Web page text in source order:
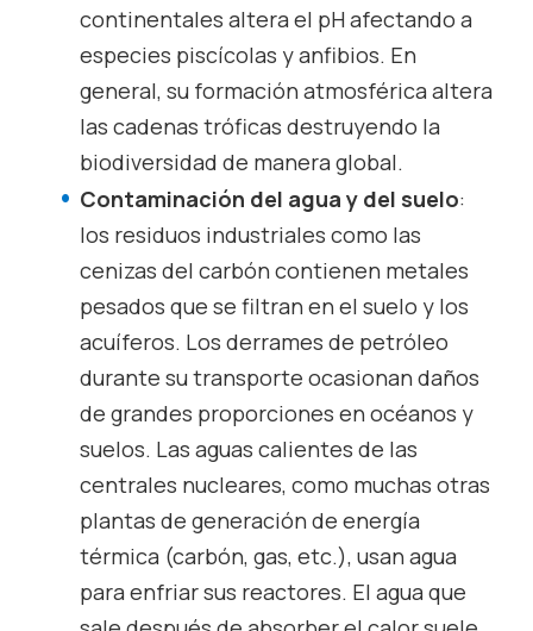
continentales altera el pH afectando a
especies piscícolas y anfibios. En
general, su formación atmosférica altera
las cadenas tróficas destruyendo la
biodiversidad de manera global.
Contaminación del agua y del suelo:
los residuos industriales como las
cenizas del carbón contienen metales
pesados que se filtran en el suelo y los
acuíferos. Los derrames de petróleo
durante su transporte ocasionan daños
de grandes proporciones en océanos y
suelos. Las aguas calientes de las
centrales nucleares, como muchas otras
plantas de generación de energía
térmica (carbón, gas, etc.), usan agua
para enfriar sus reactores. El agua que